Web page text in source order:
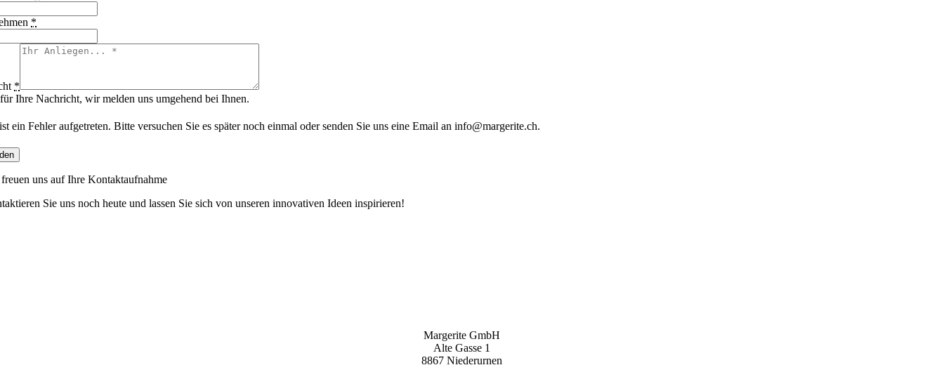
*
*
Ihre Nachricht, wir melden uns umgehend bei Ihnen.
ein Fehler aufgetreten. Bitte versuchen Sie es später noch einmal oder senden Sie uns eine Email an info@margerite.ch.
uns auf Ihre Kontaktaufnahme
Sie uns noch heute und lassen Sie sich von unseren innovativen Ideen inspirieren!
Margerite GmbH
Alte Gasse 1
8867 Niederurnen